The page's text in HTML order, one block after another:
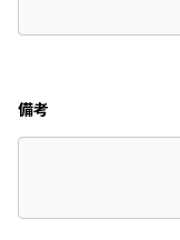
備考